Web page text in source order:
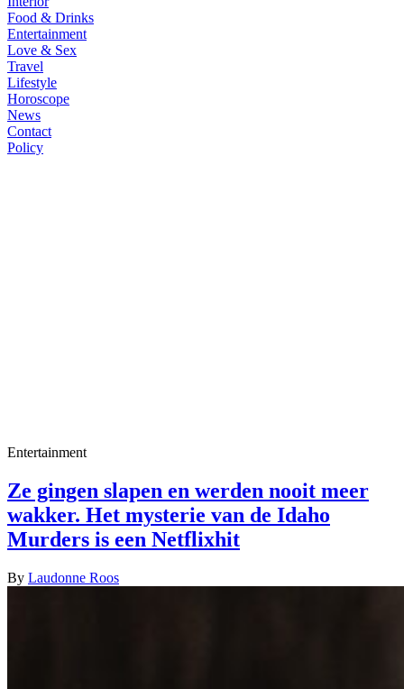
Food & Drinks
Entertainment
Love & Sex
Travel
Lifestyle
Horoscope
News
Contact
Policy
Entertainment
Ze gingen slapen en werden nooit meer
wakker. Het mysterie van de Idaho
Murders is een Netflixhit
By Laudonne Roos